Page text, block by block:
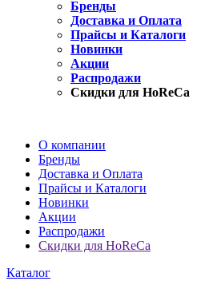
Бренды
Доставка и Оплата
Прайсы и Каталоги
Новинки
Акции
Распродажи
Скидки для HoReCa
О компании
Бренды
Доставка и Оплата
Прайсы и Каталоги
Новинки
Акции
Распродажи
Скидки для HoReCa
Каталог